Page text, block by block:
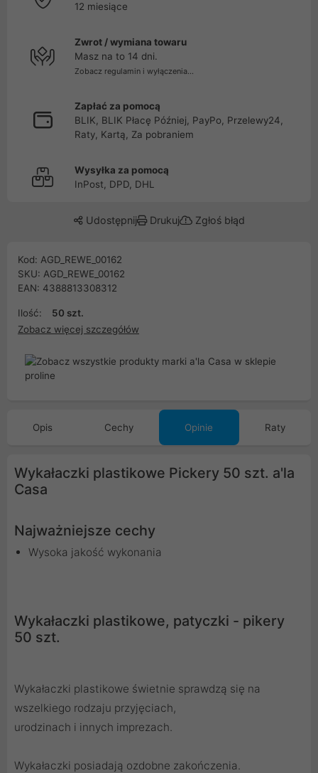
12 miesiące
Zwrot / wymiana towaru
Masz na to 14 dni.
Zobacz regulamin i wyłączenia...
Zapłać za pomocą
BLIK, BLIK Płacę Później, PayPo, Przelewy24,
Raty, Kartą, Za pobraniem
Wysyłka za pomocą
InPost, DPD, DHL
Udostępnij Drukuj Zgłoś błąd
Kod: AGD_REWE_00162
SKU: AGD_REWE_00162
EAN: 4388813308312
Ilość:
50 szt.
Zobacz więcej szczegółów
Opis Cechy Opinie Raty
Wykałaczki plastikowe Pickery 50 szt. a'la
Casa
Najważniejsze cechy
Wysoka jakość wykonania
Wykałaczki plastikowe, patyczki - pikery
50 szt.
Wykałaczki plastikowe świetnie sprawdzą się na
wszelkiego rodzaju przyjęciach,
urodzinach i innych imprezach.
Wykałaczki posiadają ozdobne zakończenia.